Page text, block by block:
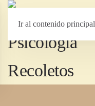
Ir al contenido principal